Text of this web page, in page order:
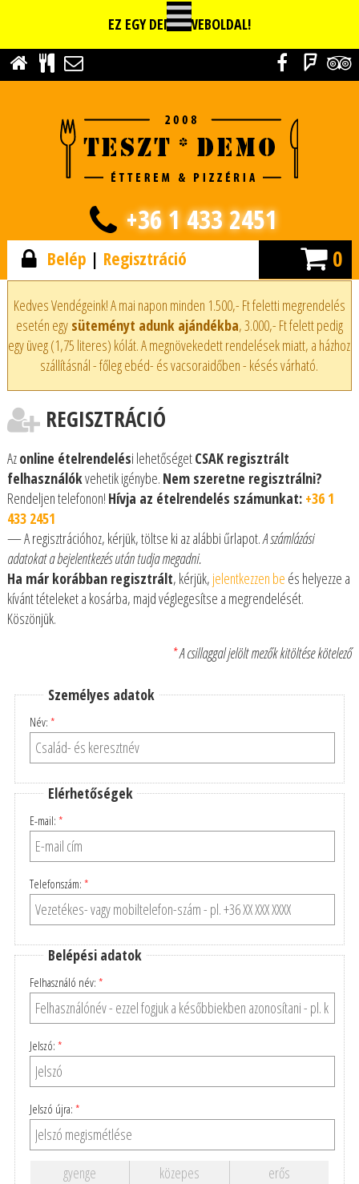
EZ EGY DEMO WEBOLDAL!
+36 1 433 2451
0
Belép | Regisztráció
Kedves Vendégeink! A mai napon minden 1.500,- Ft feletti megrendelés
esetén egysüteményt adunk ajándékba, 3.000,- Ft felett pedig
egy üveg (1,75 literes) kólát. A megnövekedett rendelések miatt, a házhoz
szállításnál - főleg ebéd- és vacsoraidőben - késés várható.
REGISZTRÁCIÓ
Azonline ételrendelési lehetőségetCSAK regisztrált
felhasználókvehetik igénybe. Nem szeretne regisztrálni?
Rendeljen telefonon! Hívja az ételrendelés számunkat: +36 1
433 2451
— A regisztrációhoz, kérjük, töltse ki az alábbi űrlapot.A számlázási
adatokat a bejelentkezés után tudja megadni.
Ha már korábban regisztrált, kérjük, jelentkezzen be és helyezze a
kívánt tételeket a kosárba, majd véglegesítse a megrendelését.
Köszönjük.
*A csillaggal jelölt mezők kitöltése kötelező
Személyes adatok
Név: *
Elérhetőségek
E-mail: *
Telefonszám: *
Belépési adatok
Felhasználó név: *
Jelszó: *
Jelszó újra: *
gyenge közepes erős